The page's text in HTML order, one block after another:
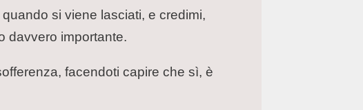
si viene lasciati, e credimi,
davvero importante.
facendoti capire che sì, è